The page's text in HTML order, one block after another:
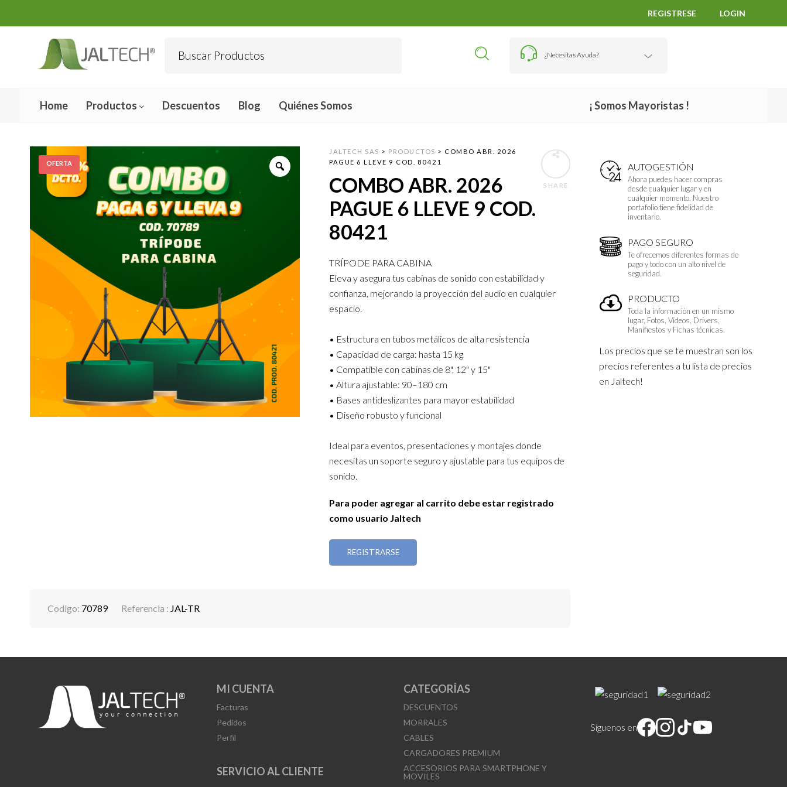
REGISTRESE LOGIN
¿Necesitas Ayuda?
Home Productos Descuentos Blog Quiénes Somos ¡ Somos Mayoristas !
AUTOGESTIÓN
Ahora puedes hacer compras
desde cualquier lugar y en
cualquier momento. Nuestro
portafolio tiene fidelidad de
inventario.
PAGO SEGURO
Te ofrecemos diferentes formas de
pago y todo con un alto nivel de
seguridad.
PRODUCTO
Toda la información en un mismo
lugar, Fotos, Vídeos, Drivers,
Manifiestos y Fichas técnicas.
Los precios que se te muestran son los
precios referentes a tu lista de precios
en Jaltech!
SHARE
JALTECH SAS > PRODUCTOS > COMBO ABR. 2026
PAGUE 6 LLEVE 9 COD. 80421
COMBO ABR. 2026
PAGUE 6 LLEVE 9 COD.
80421
TRÍPODE PARA CABINA
Eleva y asegura tus cabinas de sonido con estabilidad y
confianza, mejorando la proyección del audio en cualquier
espacio.
• Estructura en tubos metálicos de alta resistencia
• Capacidad de carga: hasta 15 kg
• Compatible con cabinas de 8", 12" y 15"
• Altura ajustable: 90–180 cm
• Bases antideslizantes para mayor estabilidad
• Diseño robusto y funcional
Ideal para eventos, presentaciones y montajes donde
necesitas un soporte seguro y ajustable para tus equipos de
sonido.
Para poder agregar al carrito debe estar registrado
como usuario Jaltech
REGISTRARSE
Codigo: 70789 Referencia : JAL-TR
MI CUENTA
Facturas
Pedidos
Perfil
SERVICIO AL CLIENTE
CATEGORÍAS
DESCUENTOS
MORRALES
CABLES
CARGADORES PREMIUM
ACCESORIOS PARA SMARTPHONE Y
MOVILES
Síguenos en